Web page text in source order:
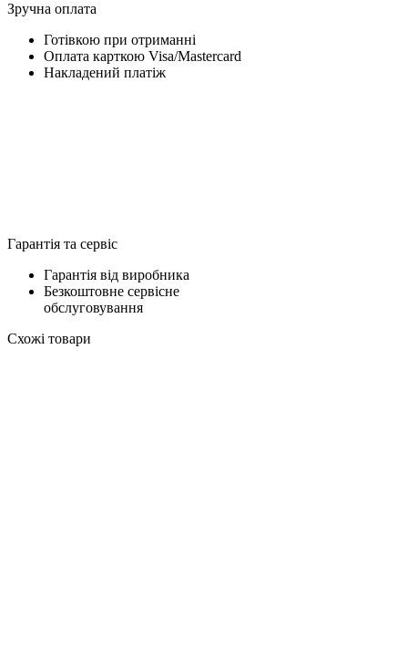
Зручна оплата
Готівкою при отриманні
Оплата карткою Visa/Mastercard
Накладений платіж
Гарантія та сервіс
Гарантія від виробника
Безкоштовне сервісне
обслуговування
Схожі товари